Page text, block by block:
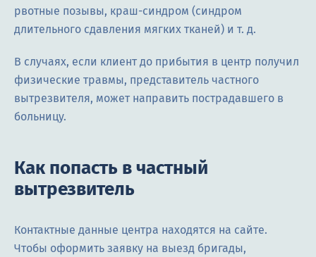
рвотные позывы, краш-синдром (синдром
длительного сдавления мягких тканей) и т. д.
В случаях, если клиент до прибытия в центр получил
физические травмы, представитель частного
вытрезвителя, может направить пострадавшего в
больницу.
Как попасть в частный
вытрезвитель
Контактные данные центра находятся на сайте.
Чтобы оформить заявку на выезд бригады,